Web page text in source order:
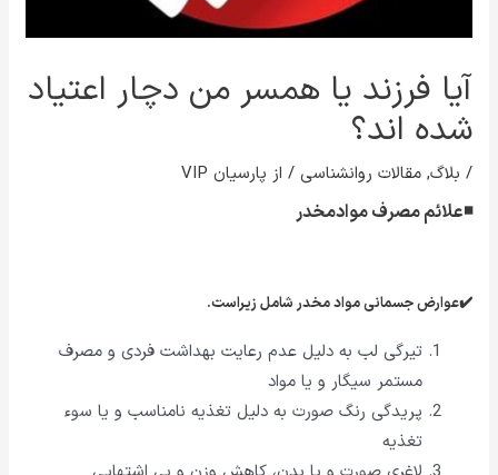
آیا فرزند یا همسر من دچار اعتیاد
شده اند؟
/ بلاگ,مقالات روانشناسی / از پارسیان VIP
◾علائم مصرف موادمخدر
✔️عوارض جسمانی مواد مخدر شامل زیراست.
تیرگی لب به دلیل عدم رعایت بهداشت فردی و مصرف
مستمر سیگار و یا مواد
پریدگی رنگ صورت به دلیل تغذیه نامناسب و یا سوء
تغذیه